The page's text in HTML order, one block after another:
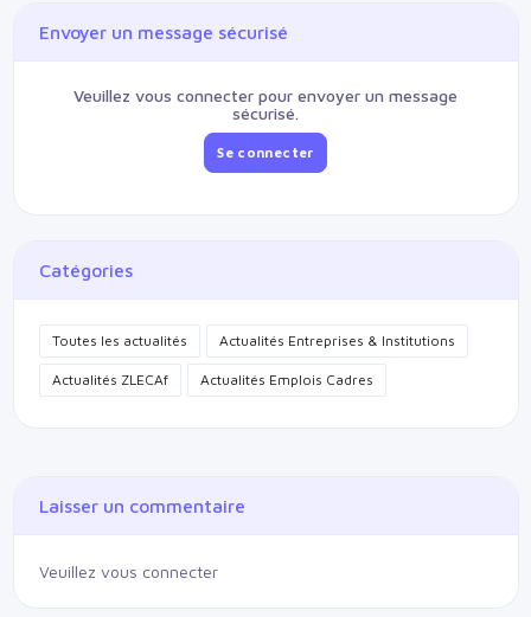
Envoyer un message sécurisé
Veuillez vous connecter pour envoyer un message
sécurisé.
Se connecter
Catégories
Toutes les actualités Actualités Entreprises & Institutions
Actualités ZLECAf Actualités Emplois Cadres
Laisser un commentaire
Veuillez vous connecter